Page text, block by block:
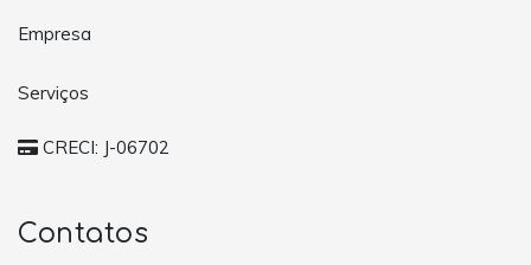
Empresa
Serviços
CRECI: J-06702
Contatos